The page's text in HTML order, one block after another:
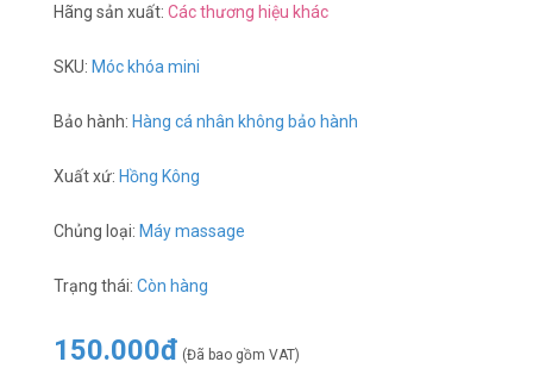
Hãng sản xuất: Các thương hiệu khác
SKU: Móc khóa mini
Bảo hành: Hàng cá nhân không bảo hành
Xuất xứ: Hồng Kông
Chủng loại: Máy massage
Trạng thái: Còn hàng
150.000đ (Đã bao gồm VAT)